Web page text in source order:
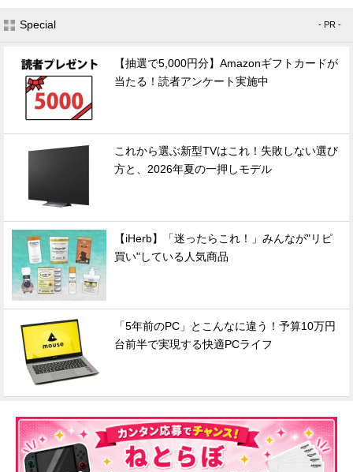
Special - PR -
【抽選で5,000円分】Amazonギフトカードが
当たる！読者アンケート実施中
これから選ぶ新型TVはこれ！失敗しない選び
方と、2026年夏の一押しモデル
【iHerb】「迷ったらこれ！」みんなが"リピ
買い"している人気商品
「5年前のPC」とこんなに違う！予算10万円
台前半で実現する快適PCライフ